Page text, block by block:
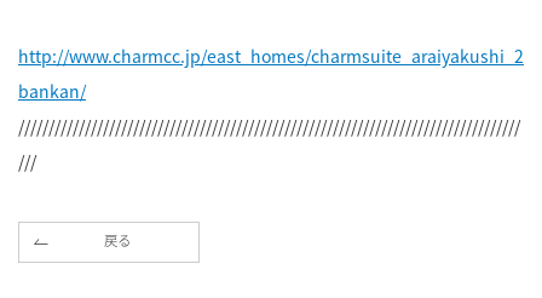
http://www.charmcc.jp/east_homes/charmsuite_araiyakushi_2
bankan/
///////////////////////////////////////////////////////////////////////////////////
///
戻る